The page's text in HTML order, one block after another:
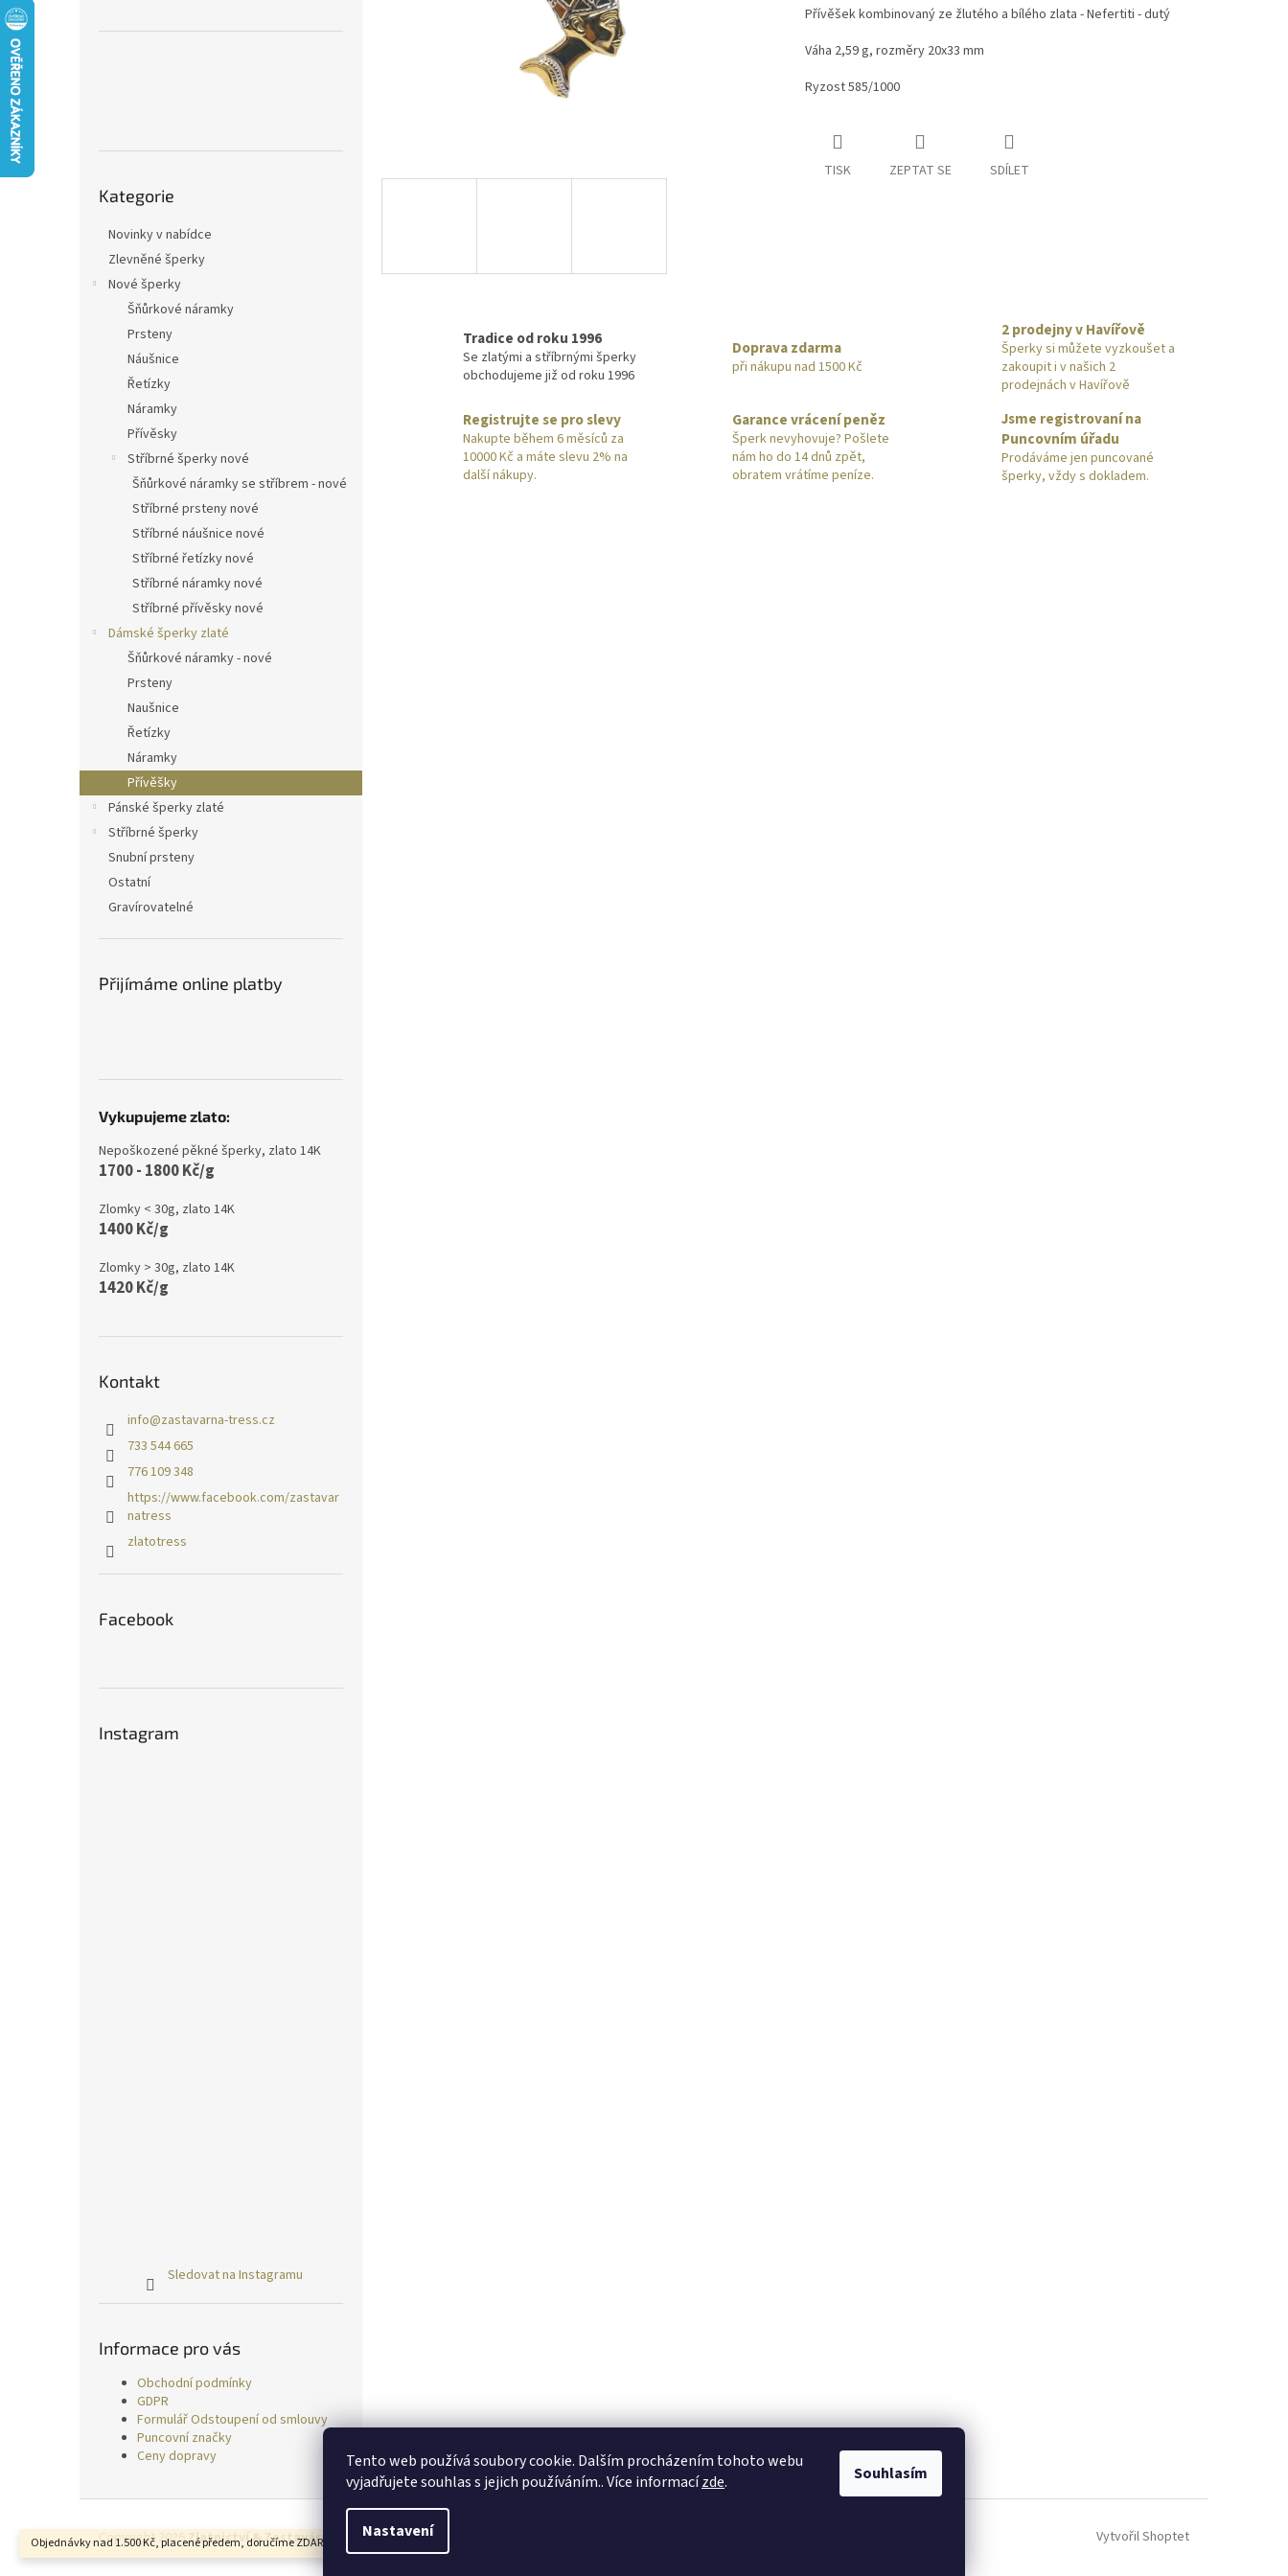
Tento web používá soubory cookie. Dalším procházením tohoto webu
vyjadřujete souhlas s jejich používáním.. Více informacízde.
Nastavení
Souhlasím
Objednávky nad 1.500 Kč, placené předem, doručíme ZDARMA.
kategorie
Kategorie
Novinky v nabídce
Zlevněné šperky
Nové šperky
Šňůrkové náramky
Prsteny
Náušnice
Řetízky
Náramky
Přívěsky
Stříbrné šperky nové
Šňůrkové náramky se stříbrem - nové
Stříbrné prsteny nové
Stříbrné náušnice nové
Stříbrné řetízky nové
Stříbrné náramky nové
Stříbrné přívěsky nové
Dámské šperky zlaté
Šňůrkové náramky - nové
Prsteny
Naušnice
Řetízky
Náramky
Přívěšky
Pánské šperky zlaté
Stříbrné šperky
Snubní prsteny
Ostatní
Gravírovatelné
Přijímáme online platby
Vykupujeme zlato:
Nepoškozené pěkné šperky, zlato 14K
1700 - 1800 Kč/g
Zlomky < 30g, zlato 14K
1400 Kč/g
Zlomky > 30g, zlato 14K
1420 Kč/g
Kontakt
info@zastavarna-tress.cz
733 544 665
776 109 348
https://www.facebook.com/zastavar
natress
zlatotress
Facebook
Instagram
Sledovat na Instagramu
Informace pro vás
Obchodní podmínky
GDPR
Formulář Odstoupení od smlouvy
Puncovní značky
Ceny dopravy
Přívěšek kombinovaný ze žlutého a bílého zlata - Nefertiti - dutý
Váha 2,59 g, rozměry 20x33 mm
Ryzost 585/1000
TISK ZEPTAT SE SDÍLET
Tradice od roku 1996
Se zlatými a stříbrnými šperky
obchodujeme již od roku 1996
Doprava zdarma
při nákupu nad 1500 Kč
2 prodejny v Havířově
Šperky si můžete vyzkoušet a
zakoupit i v našich 2
prodejnách v Havířově
Registrujte se pro slevy
Nakupte během 6 měsíců za
10000 Kč a máte slevu 2% na
další nákupy.
Garance vrácení peněz
Šperk nevyhovuje? Pošlete
nám ho do 14 dnů zpět,
obratem vrátíme peníze.
Jsme registrovaní na
Puncovním úřadu
Prodáváme jen puncované
šperky, vždy s dokladem.
Vytvořil Shoptet
Copyright 2026Zlatnictví & Zastavárna TRESS. Všechna práva vyhrazena.